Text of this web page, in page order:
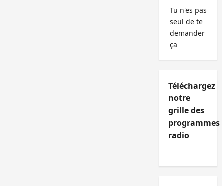
Tu n'es pas
seul de te
demander
ça
Téléchargez
notre
grille des
programmes
radio